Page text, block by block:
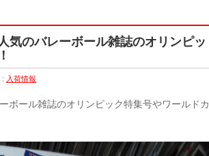
気のバレーボール雑誌のオリンピッ
: 入荷情報
ボール雑誌のオリンピック特集号やワールドカ